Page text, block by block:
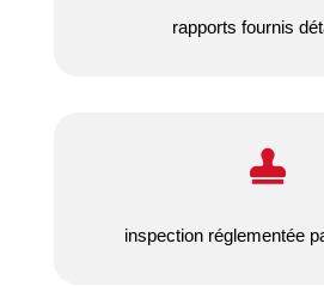
rapports fournis

inspection réglementée